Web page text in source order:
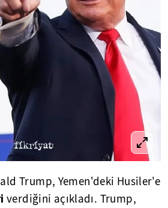
Trump, Yemen'deki Husiler'e
verdiğini açıkladı. Trump,